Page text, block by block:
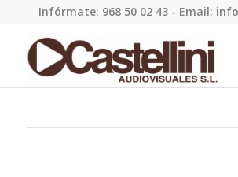
Infórmate: 968 50 02 43 - Email: